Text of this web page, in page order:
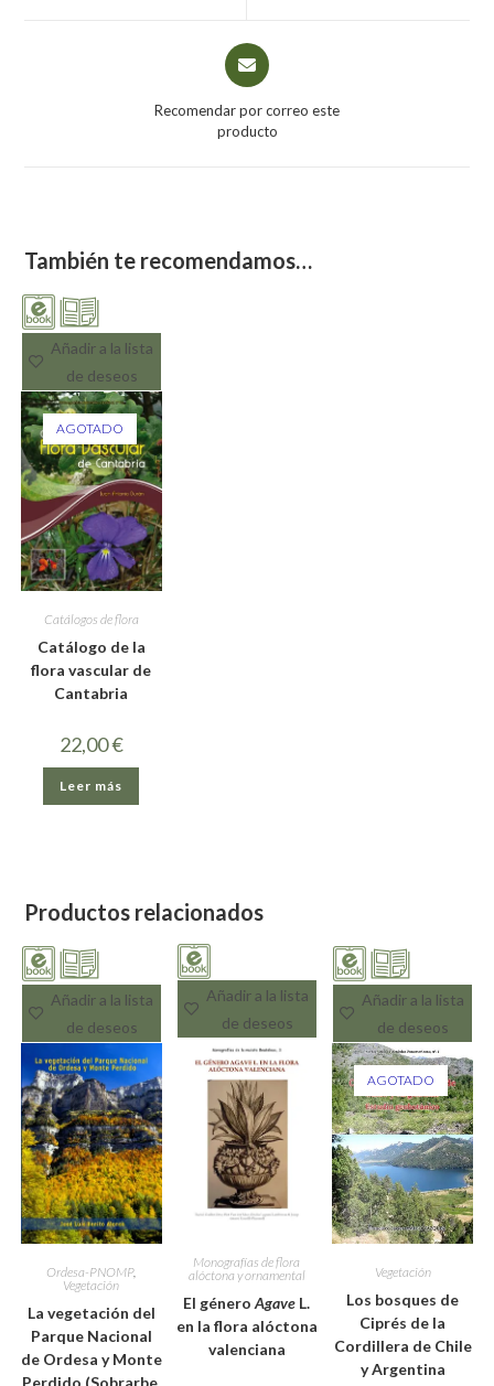
Recomendar por correo este
producto
También te recomendamos…
Añadir a la lista
de deseos
AGOTADO
Catálogos de flora
Catálogo de la
flora vascular de
Cantabria
22,00€
Leer más
Productos relacionados
Añadir a la lista
de deseos
Ordesa-PNOMP,
Vegetación
La vegetación del
Parque Nacional
de Ordesa y Monte
Perdido (Sobrarbe,
Añadir a la lista
de deseos
Monografías de flora
alóctona y ornamental
El géneroAgave L.
en la flora alóctona
valenciana
Añadir a la lista
de deseos
AGOTADO
Vegetación
Los bosques de
Ciprés de la
Cordillera de Chile
y Argentina